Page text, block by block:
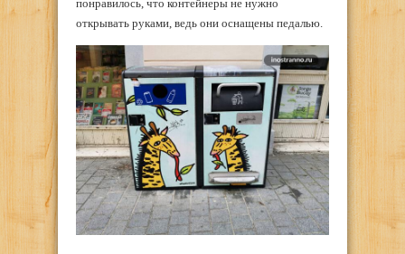
понравилось, что контейнеры не нужно
открывать руками, ведь они оснащены педалью.